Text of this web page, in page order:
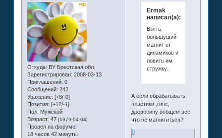
Откуда: BY Брестская обл.
Зарегистрирован: 2008-03-13
Приглашений: 0
Сообщений: 242
Уважение: [+8/-0]
Позитив: [+12/-1]
Пол: Мужской
Возраст: 47 [1979-04-04]
Провел на форуме:
18 часов 42 минуты
Ermak
написал(а):
Взять
большуший
магнит от
динамиков и
ловить им
стружку.
А если обрабатывать,
пластики ,гипс,
древесину вобщем все
что не магнититься?
0